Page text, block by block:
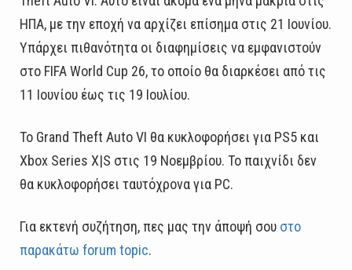
ΗΠΑ, με την εποχή να αρχίζει επίσημα στις 21 Ιουνίου.
Υπάρχει πιθανότητα οι διαφημίσεις να εμφανιστούν
στο FIFA World Cup 26, το οποίο θα διαρκέσει από τις
11 Ιουνίου έως τις 19 Ιουλίου.
Το Grand Theft Auto VI θα κυκλοφορήσει για PS5 και
Xbox Series X|S στις 19 Νοεμβρίου. Το παιχνίδι δεν
θα κυκλοφορήσει ταυτόχρονα για PC.
Για εκτενή συζήτηση, πες μας την άποψή σου στο
παρακάτω forum topic.